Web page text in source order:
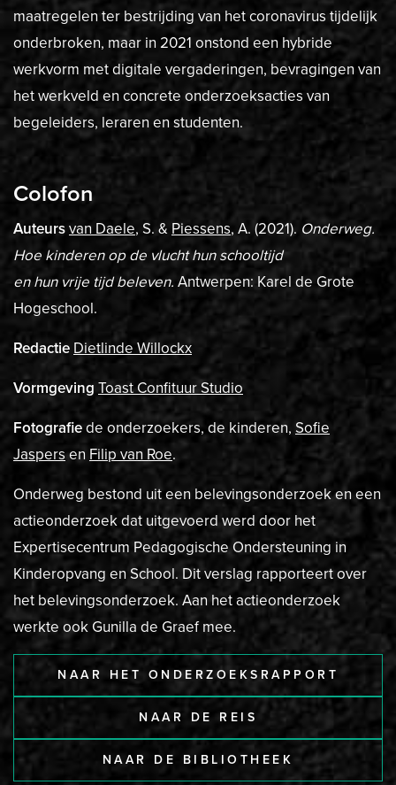
maatregelen ter bestrijding van het coronavirus tijdelijk
onderbroken, maar in 2021 onstond een hybride
werkvorm met digitale vergaderingen, bevragingen van
het werkveld en concrete onderzoeksacties van
begeleiders, leraren en studenten.
Colofon
Auteursvan Daele, S. & Piessens, A. (2021). Onderweg.
Hoe kinderen op de vlucht hun schooltijd
en hun vrije tijd beleven. Antwerpen: Karel de Grote
Hogeschool.
Redactie Dietlinde Willockx
Vormgeving Toast Confituur Studio
Fotografiede onderzoekers, de kinderen, Sofie
Jaspersen Filip van Roe.
Onderweg bestond uit een belevingsonderzoek en een
actieonderzoek dat uitgevoerd werd door het
Expertisecentrum Pedagogische Ondersteuning in
Kinderopvang en School. Dit verslag rapporteert over
het belevingsonderzoek. Aan het actieonderzoek
werkte ook Gunilla de Graef mee.
NAAR HET ONDERZOEKSRAPPORT
NAAR DE REIS
NAAR DE BIBLIOTHEEK